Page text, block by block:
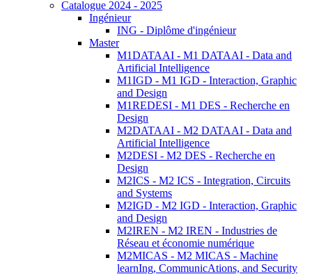
Catalogue 2024 - 2025
Ingénieur
ING - Diplôme d'ingénieur
Master
M1DATAAI - M1 DATAAI - Data and
Artificial Intelligence
M1IGD - M1 IGD - Interaction, Graphic
and Design
M1REDESI - M1 DES - Recherche en
Design
M2DATAAI - M2 DATAAI - Data and
Artificial Intelligence
M2DESI - M2 DES - Recherche en
Design
M2ICS - M2 ICS - Integration, Circuits
and Systems
M2IGD - M2 IGD - Interaction, Graphic
and Design
M2IREN - M2 IREN - Industries de
Réseau et économie numérique
M2MICAS - M2 MICAS - Machine
learnIng, CommunicAtions, and Security